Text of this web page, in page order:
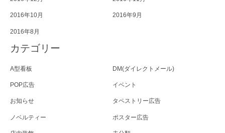
2016年10月 2016年9月
2016年8月
カテゴリー
A型看板 DM(ダイレクトメール)
POP広告 イベント
お知らせ タペストリー広告
ノベルティー ポスター広告